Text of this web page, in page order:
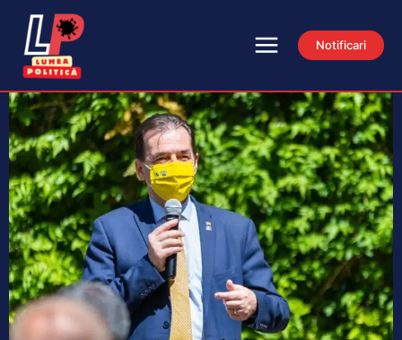
Notificari